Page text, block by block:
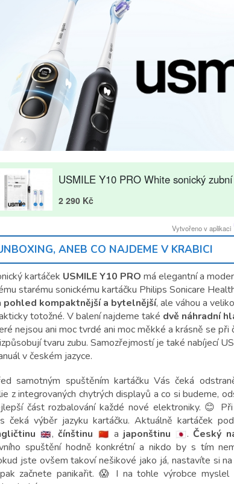
ANEB CO NAJDEME V KRABICI
kartáček USMILE Y10 PRO má elegantní a
starému sonickému kartáčku Philips Sonicare
pohled kompaktnější a bytelnější, ale váhou a
totožné. V balení najdeme také dvě náhradní
nejsou ani moc tvrdé ani moc měkké a krásně se při
tvaru zubu. Samozřejmostí je také nabíjecí
v českém jazyce.
samotným spuštěním kartáčku Vás čeká
z integrovaných chytrýchdisplayů a co si budeme,
část rozbalování každé nové elektroniky. 😊
čeká výběr jazyku kartáčku. Aktuálně kartáček
,čínštinu a japonštinu . Český
spuštění hodně konkrétní a nikdo by s tím
jste ovšem takoví nešikové jako já, nastavíte si na
začnete panikařit. 😱 I na tohle výrobce